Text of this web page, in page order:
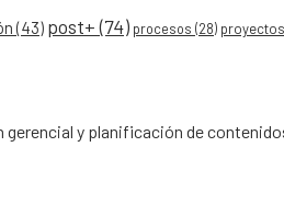
(43) post+(74) procesos (28) proyectos
y planificación de